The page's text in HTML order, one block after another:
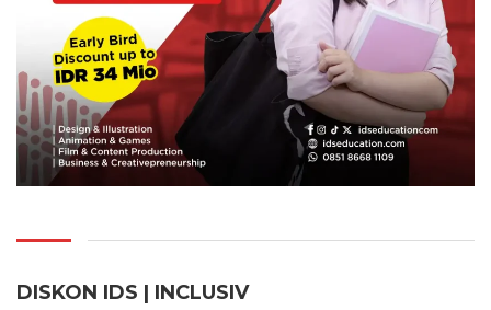
DISKON IDS | INCLUSIV